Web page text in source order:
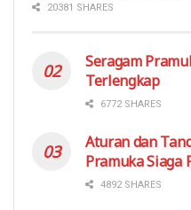
20381 SHARES
Seragam
Terlengkap
6772 SHARES
Aturan dan
Pramuka Siaga
4892 SHARES